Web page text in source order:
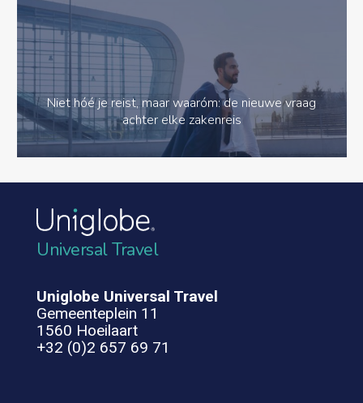
Niet hóé je reist, maar waaróm: de nieuwe vraag
achter elke zakenreis
Universal Travel
Uniglobe Universal Travel
Gemeenteplein 11
1560 Hoeilaart
+32 (0)2 657 69 71